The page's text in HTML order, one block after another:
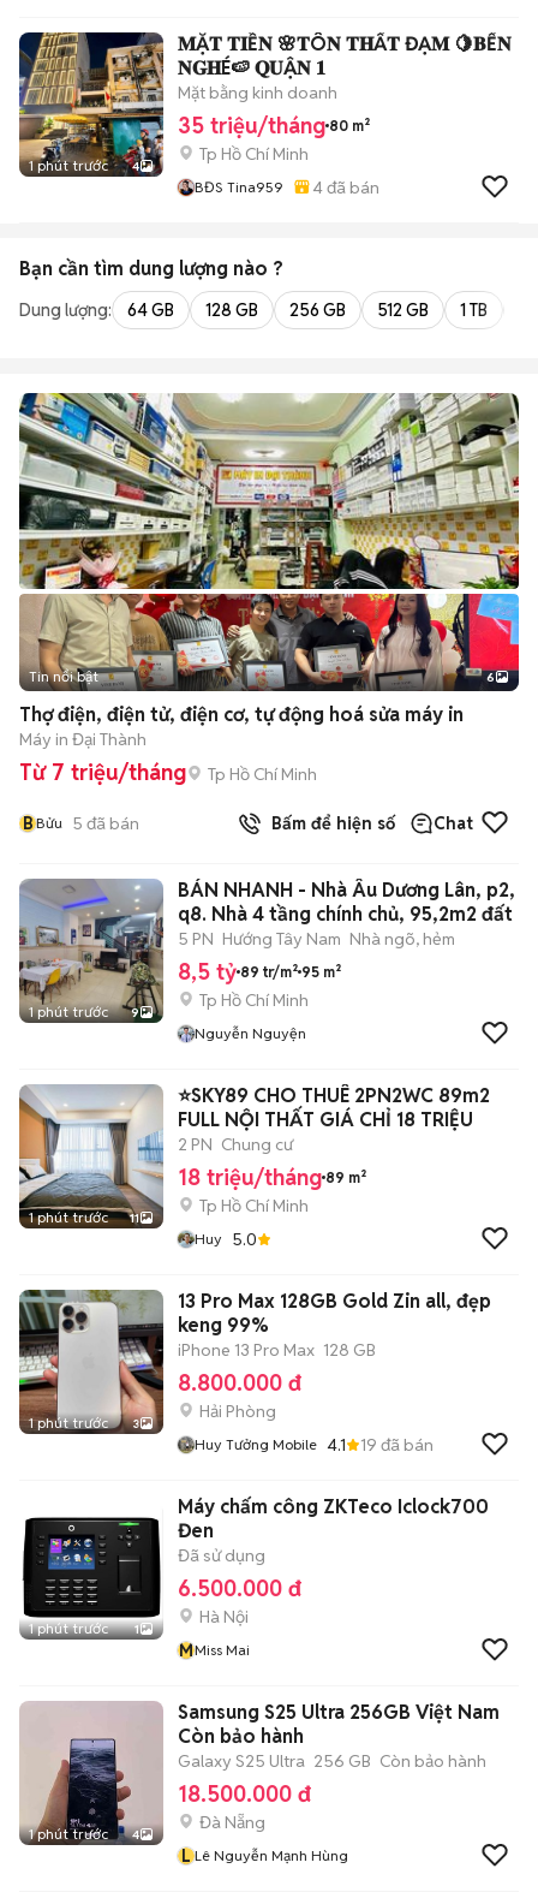
1 phút trước 4
𝐌Ặ𝐓 𝐓𝐈Ề𝐍 🌸𝐓Ô𝐍 𝐓𝐇Ấ𝐓 ĐẠ𝐌 🍋𝐁Ế𝐍
𝐍𝐆𝐇É🍉 𝐐𝐔Ậ𝐍 𝟏
Mặt bằng kinh doanh
35 triệu/tháng 80 m²
Tp Hồ Chí Minh
BĐS Tina959 4đã bán
Bạn cần tìm dung lượng nào ?
Dung lượng: 64 GB 128 GB 256 GB 512 GB 1 TB
+2
Tin nổi bật 6
Thợ điện, điện tử, điện cơ, tự động hoá sửa máy in
Máy in Đại Thành
Từ 7 triệu/tháng Tp Hồ Chí Minh
BBửu 5 đã bán Bấm để hiện số Chat
1 phút trước 9
BÁN NHANH - Nhà Âu Dương Lân, p2,
q8. Nhà 4 tầng chính chủ, 95,2m2 đất
5 PN Hướng Tây Nam Nhà ngõ, hẻm
8,5 tỷ 89 tr/m² 95 m²
Tp Hồ Chí Minh
Nguyễn Nguyện
1 phút trước 11
⭐SKY89 CHO THUÊ 2PN2WC 89m2
FULL NỘI THẤT GIÁ CHỈ 18 TRIỆU
2 PN Chung cư
18 triệu/tháng 89 m²
Tp Hồ Chí Minh
Huy 5.0
1 phút trước 3
13 Pro Max 128GB Gold Zin all, đẹp
keng 99%
iPhone 13 Pro Max 128 GB
8.800.000 đ
Hải Phòng
Huy Tưởng Mobile 4.1 19 đã bán
1 phút trước 1
Máy chấm công ZKTeco Iclock700
Đen
Đã sử dụng
6.500.000 đ
Hà Nội
MMiss Mai
1 phút trước 4
Samsung S25 Ultra 256GB Việt Nam
Còn bảo hành
Galaxy S25 Ultra 256 GB Còn bảo hành
18.500.000 đ
Đà Nẵng
L Lê Nguyễn Mạnh Hùng